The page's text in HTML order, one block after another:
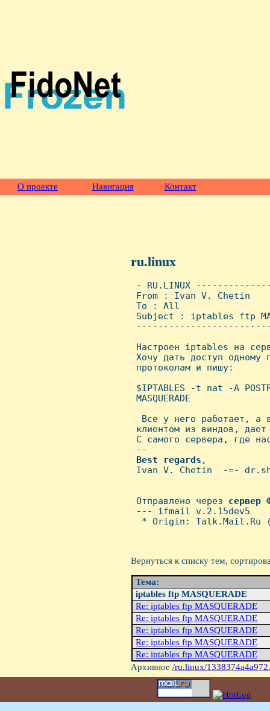
О проекте Навигация Контакт
ru.linux
- RU.LINUX
From : Ivan V. Chetin
To : All
Subject : iptables ftp
Hастроен iptables на
Хочу дать доступ одному
протоколам и пишу:
$IPTABLES -t nat -A
MASQUERADE
Все у него работает, а
клиентом из виндов,
С самого сервера, где
--
Best
regards ,
Ivan V. Chetin  -=-
Отправлено через сервер
--- ifmail v.2.15dev5
* Origin: Talk.Mail.Ru
Вернуться к списку тем,
Тема:
iptables ftp MASQUERADE
Re: iptables ftp MASQUERADE
Re: iptables ftp MASQUERADE
Re: iptables ftp MASQUERADE
Re: iptables ftp MASQUERADE
Re: iptables ftp MASQUERADE
Архивное /ru.linux/